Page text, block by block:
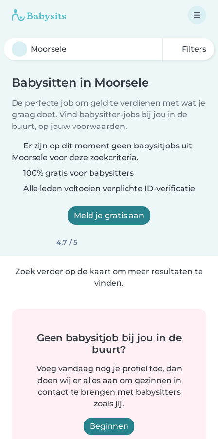
Filters
Babysitten in Moorsele
De perfecte job om geld te verdienen met wat je
graag doet. Vind babysitter-jobs bij jou in de
buurt, op jouw voorwaarden.
Er zijn op dit moment geen babysitjobs uit
Moorsele voor deze zoekcriteria.
100% gratis voor babysitters
Alle leden voltooien verplichte ID-verificatie
Meld je gratis aan
4,7 / 5
Zoek verder op de kaart om meer resultaten te
vinden.
Geen babysitjob bij jou in de
buurt?
Voeg vandaag nog je profiel toe, dan
doen wij er alles aan om gezinnen in
contact te brengen met babysitters
zoals jij.
Beginnen